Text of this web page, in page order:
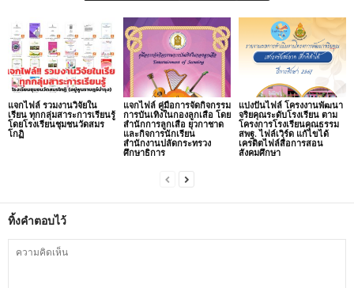
แจกไฟล์ รวมงานวิจัยใน
เรียน ทุกกลุ่มสาระการเรียนรู้
โดยโรงเรียนชุมชนวัดสมร
โกฏิ
แจกไฟล์ คู่มือการจัดกิจกรรม
การบันเทิงในกองลูกเสือ โดย
สำนักการลูกเสือ ยุวกาชาด
และกิจการนักเรียน
สำนักงานปลัดกระทรวง
ศึกษาธิการ
แบ่งปันไฟล์ โครงงานพัฒนา
จริยคุณระดับโรงเรียน ตาม
โครงการโรงเรียนคุณธรรม
สพฐ. ไฟล์เวิร์ด แก้ไขได้
เครดิตไฟล์สื่อการสอน
สังคมศึกษา
ทิ้งคำตอบไว้